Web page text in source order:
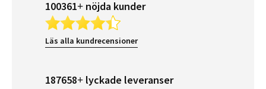
100361+ nöjda kunder
Läs alla kundrecensioner
187658+ lyckade leveranser